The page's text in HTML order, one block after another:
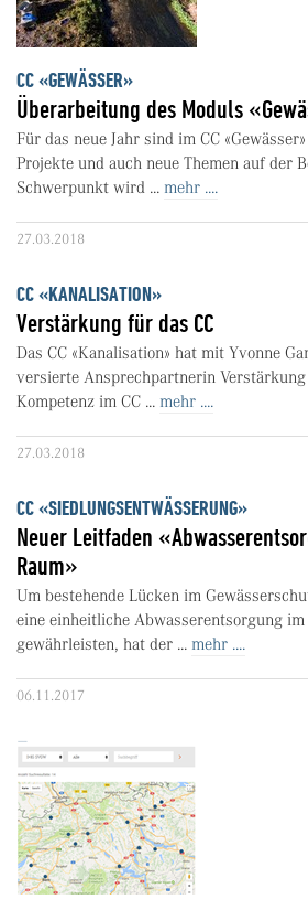
CC «GEWÄSSER»
Überarbeitung des Moduls
Für das neue Jahr sind im CC
Projekte und auch neue Themen auf der
Schwerpunkt wird ... mehr ....
27.03.2018
CC «KANALISATION»
Verstärkung für das CC
Das CC «Kanalisation» hat mit Yvonne
versierte Ansprechpartnerin
Kompetenz im CC ... mehr ....
27.03.2018
CC «SIEDLUNGSENTWÄSSERUNG»
Neuer Leitfaden
Raum»
Um bestehende Lücken im
eine einheitliche Abwasserentsorgung
gewährleisten, hat der ... mehr ....
06.11.2017